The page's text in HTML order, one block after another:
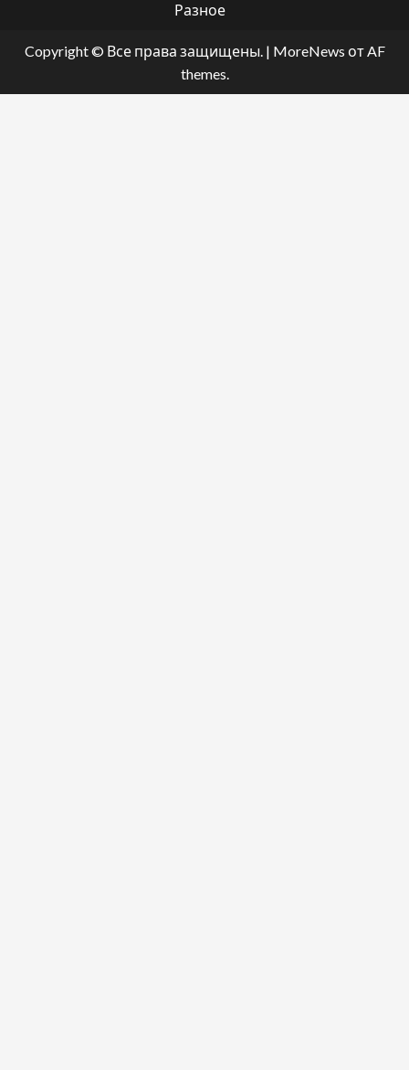
Разное
Copyright © Все права защищены. | MoreNews от AF
themes.